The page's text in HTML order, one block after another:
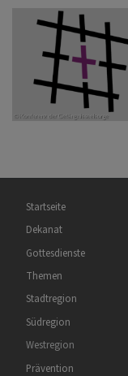
Hauptnavigation
Startseite
Dekanat
Gottesdienste
Themen
Stadtregion
Südregion
Westregion
Prävention